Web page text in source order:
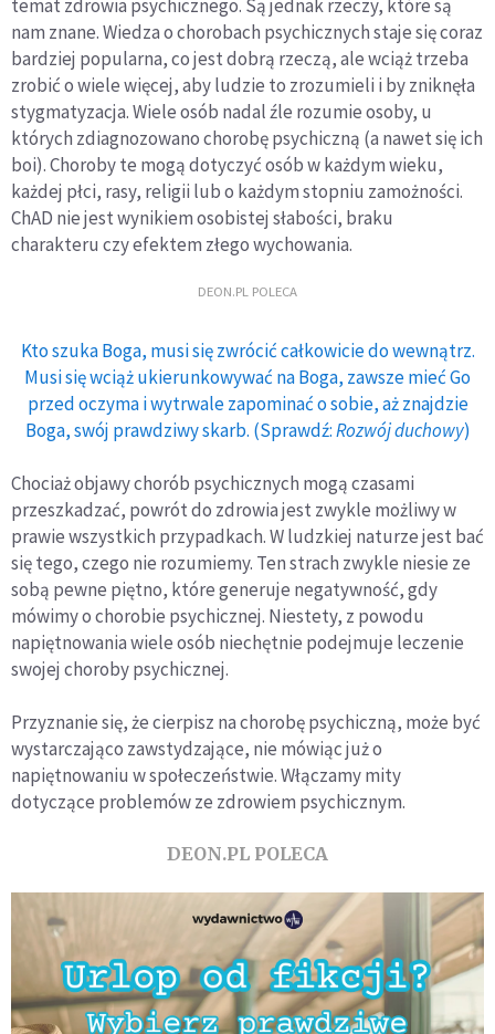
temat zdrowia psychicznego. Są jednak rzeczy, które są
nam znane. Wiedza o chorobach psychicznych staje się coraz
bardziej popularna, co jest dobrą rzeczą, ale wciąż trzeba
zrobić o wiele więcej, aby ludzie to zrozumieli i by zniknęła
stygmatyzacja. Wiele osób nadal źle rozumie osoby, u
których zdiagnozowano chorobę psychiczną (a nawet się ich
boi). Choroby te mogą dotyczyć osób w każdym wieku,
każdej płci, rasy, religii lub o każdym stopniu zamożności.
ChAD nie jest wynikiem osobistej słabości, braku
charakteru czy efektem złego wychowania.
DEON.PL POLECA
Kto szuka Boga, musi się zwrócić całkowicie do wewnątrz.
Musi się wciąż ukierunkowywać na Boga, zawsze mieć Go
przed oczyma i wytrwale zapominać o sobie, aż znajdzie
Boga, swój prawdziwy skarb. (Sprawdź:Rozwój duchowy)
Chociaż objawy chorób psychicznych mogą czasami
przeszkadzać, powrót do zdrowia jest zwykle możliwy w
prawie wszystkich przypadkach. W ludzkiej naturze jest bać
się tego, czego nie rozumiemy. Ten strach zwykle niesie ze
sobą pewne piętno, które generuje negatywność, gdy
mówimy o chorobie psychicznej. Niestety, z powodu
napiętnowania wiele osób niechętnie podejmuje leczenie
swojej choroby psychicznej.
Przyznanie się, że cierpisz na chorobę psychiczną, może być
wystarczająco zawstydzające, nie mówiąc już o
napiętnowaniu w społeczeństwie. Włączamy mity
dotyczące problemów ze zdrowiem psychicznym.
DEON.PL POLECA